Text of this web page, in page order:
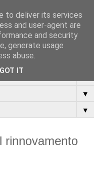
▼
▼
rinnovamento
to deliver its services
and user-agent are
and security
generate usage
abuse.
GOT IT